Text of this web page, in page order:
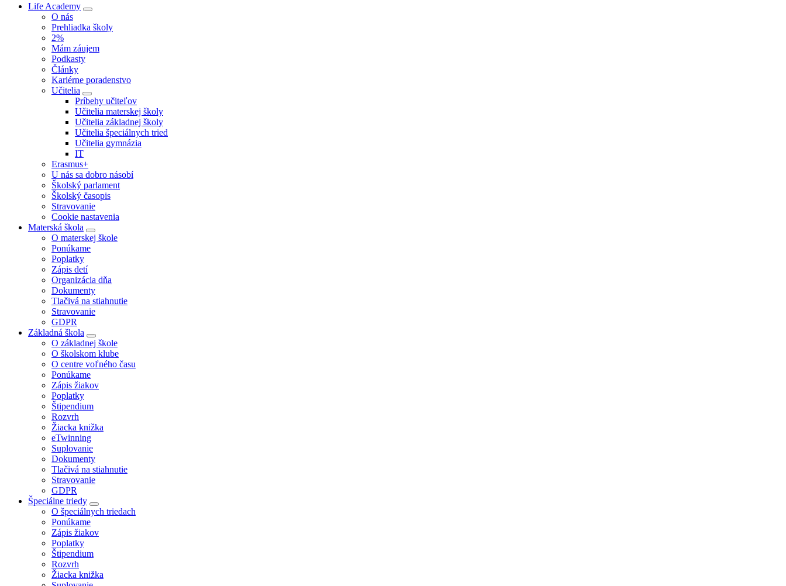
Life Academy
O nás
Prehliadka školy
2%
Mám záujem
Podkasty
Články
Kariérne poradenstvo
Učitelia
Príbehy učiteľov
Učitelia materskej školy
Učitelia základnej školy
Učitelia špeciálnych tried
Učitelia gymnázia
IT
Erasmus+
U nás sa dobro násobí
Školský parlament
Školský časopis
Stravovanie
Cookie nastavenia
Materská škola
O materskej škole
Ponúkame
Poplatky
Zápis detí
Organizácia dňa
Dokumenty
Tlačivá na stiahnutie
Stravovanie
GDPR
Základná škola
O základnej škole
O školskom klube
O centre voľného času
Ponúkame
Zápis žiakov
Poplatky
Štipendium
Rozvrh
Žiacka knižka
eTwinning
Suplovanie
Dokumenty
Tlačivá na stiahnutie
Stravovanie
GDPR
Špeciálne triedy
O špeciálnych triedach
Ponúkame
Zápis žiakov
Poplatky
Štipendium
Rozvrh
Žiacka knižka